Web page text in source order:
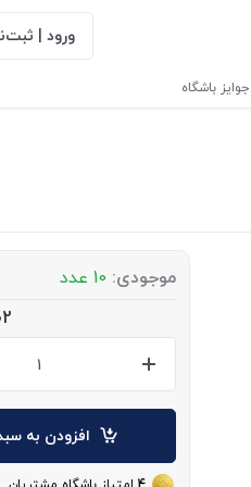
ورود |
جوایز باشگاه
موجودی: 10 عدد
افزودن به